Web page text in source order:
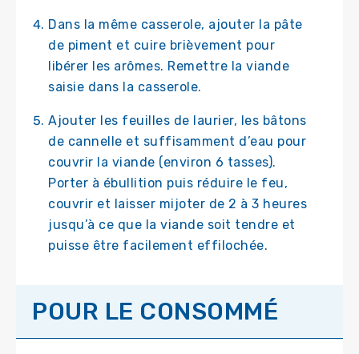
Dans la même casserole, ajouter la pâte
de piment et cuire brièvement pour
libérer les arômes. Remettre la viande
saisie dans la casserole.
Ajouter les feuilles de laurier, les bâtons
de cannelle et suffisamment d’eau pour
couvrir la viande (environ 6 tasses).
Porter à ébullition puis réduire le feu,
couvrir et laisser mijoter de 2 à 3 heures
jusqu’à ce que la viande soit tendre et
puisse être facilement effilochée.
POUR LE CONSOMMÉ